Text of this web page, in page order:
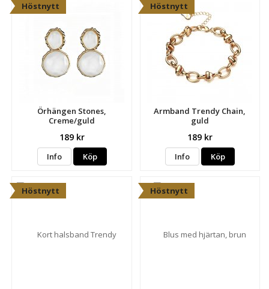
Höstnytt
Örhängen Stones,
Creme/guld
189 kr
Info Köp
Höstnytt
Armband Trendy Chain,
guld
189 kr
Info Köp
Höstnytt Höstnytt